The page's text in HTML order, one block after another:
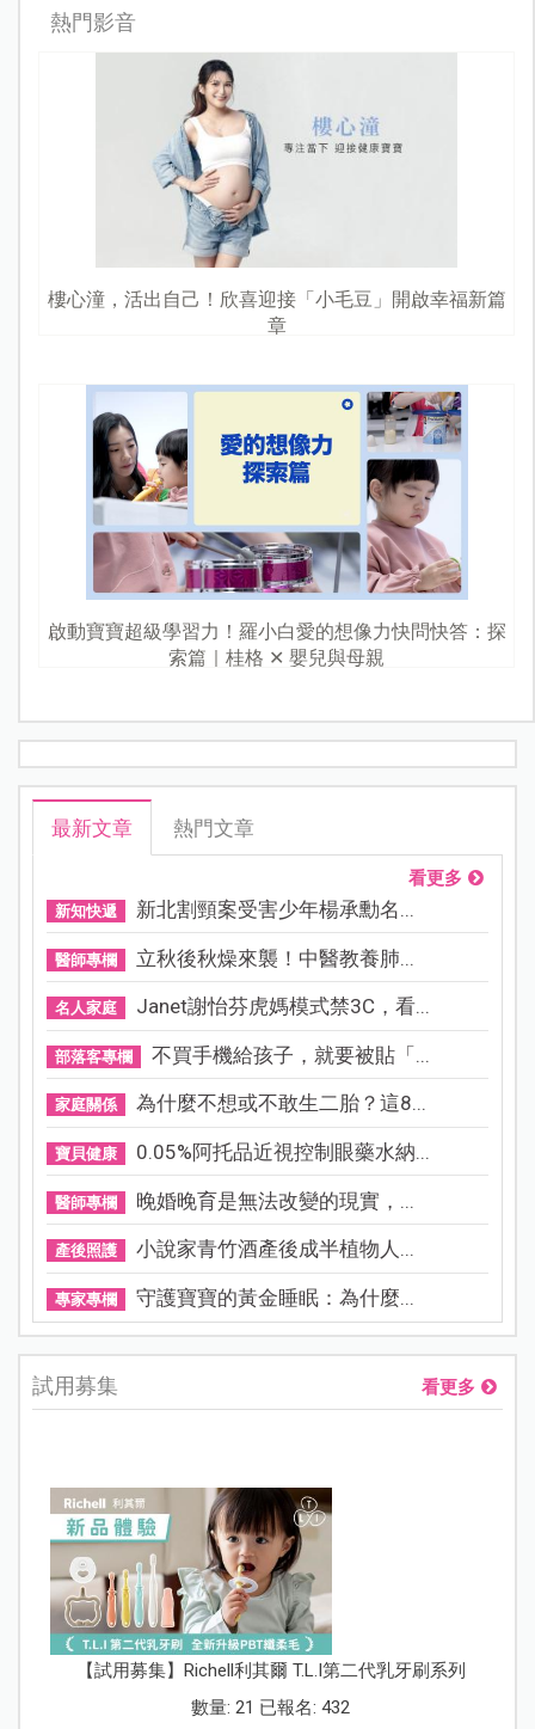
熱門影音
樓心潼，活出自己！欣喜迎接「小毛豆」開啟幸福新篇
章
啟動寶寶超級學習力！羅小白愛的想像力快問快答：探
索篇｜桂格 ✕ 嬰兒與母親
最新文章 熱門文章
看更多
新知快遞 新北割頸案受害少年楊承勳名...
醫師專欄 立秋後秋燥來襲！中醫教養肺...
名人家庭 Janet謝怡芬虎媽模式禁3C，看...
部落客專欄 不買手機給孩子，就要被貼「...
家庭關係 為什麼不想或不敢生二胎？這8...
寶貝健康 0.05%阿托品近視控制眼藥水納...
醫師專欄 晚婚晚育是無法改變的現實，...
產後照護 小說家青竹酒產後成半植物人...
專家專欄 守護寶寶的黃金睡眠：為什麼...
試用募集 看更多
【試用募集】Richell利其爾 T.L.I第二代乳牙刷系列
數量: 21 已報名: 432